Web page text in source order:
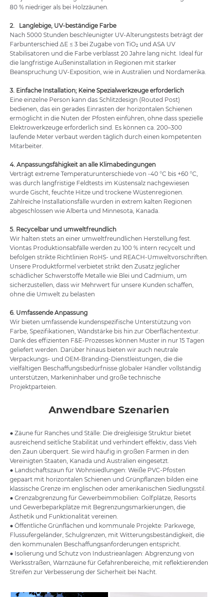
80 % niedriger als bei Holzzäunen.
2. Langlebige, UV-beständige Farbe
Nach 5000 Stunden beschleunigter UV-Alterungstests beträgt der
Farbunterschied ΔE ≤ 3 bei Zugabe von TiO₂ und ASA UV
Stabilisatoren und die Farbe verblasst 20 Jahre lang nicht. Ideal für
die langfristige Außeninstallation in Regionen mit starker
Beanspruchung UV-Exposition, wie in Australien und Nordamerika.
3. Einfache Installation; Keine Spezialwerkzeuge erforderlich
Eine einzelne Person kann das Schlitzdesign (Routed Post)
bedienen, das ein gerades Einrasten der horizontalen Schienen
ermöglicht in die Nuten der Pfosten einführen, ohne dass spezielle
Elektrowerkzeuge erforderlich sind. Es können ca. 200–300
laufende Meter verbaut werden täglich durch einen kompetenten
Mitarbeiter.
4. Anpassungsfähigkeit an alle Klimabedingungen
Verträgt extreme Temperaturunterschiede von -40 °C bis +60 °C,
was durch langfristige Feldtests im Küstensalz nachgewiesen
wurde Gischt, feuchte Hitze und trockene Wüstenregionen.
Zahlreiche Installationsfälle wurden in extrem kalten Regionen
abgeschlossen wie Alberta und Minnesota, Kanada.
5. Recycelbar und umweltfreundlich
Wir halten stets an einer umweltfreundlichen Herstellung fest.
Viontas Produktionsabfälle werden zu 100 % intern recycelt und
befolgen strikte Richtlinien RoHS- und REACH-Umweltvorschriften.
Unsere Produktformel verbietet strikt den Zusatz jeglicher
schädlicher Schwerstoffe Metalle wie Blei und Cadmium, um
sicherzustellen, dass wir Mehrwert für unsere Kunden schaffen,
ohne die Umwelt zu belasten
6. Umfassende Anpassung
Wir bieten umfassende kundenspezifische Unterstützung von
Farbe, Spezifikationen, Wandstärke bis hin zur Oberflächentextur.
Dank des effizienten F&E-Prozesses können Muster in nur 15 Tagen
geliefert werden. Darüber hinaus bieten wir auch neutrale
Verpackungs- und OEM-Branding-Dienstleistungen, die die
vielfältigen Beschaffungsbedürfnisse globaler Händler vollständig
unterstützen, Markeninhaber und große technische
Projektparteien.
Anwendbare Szenarien
● Zäune für Ranches und Ställe: Die dreigleisige Struktur bietet
ausreichend seitliche Stabilität und verhindert effektiv, dass Vieh
den Zaun überquert. Sie wird häufig in großen Farmen in den
Vereinigten Staaten, Kanada und Australien eingesetzt.
● Landschaftszaun für Wohnsiedlungen: Weiße PVC-Pfosten
gepaart mit horizontalen Schienen und Grünpflanzen bilden eine
klassische Grenze im englischen oder amerikanischen Siedlungsstil.
● Grenzabgrenzung für Gewerbeimmobilien: Golfplätze, Resorts
und Gewerbeparkplätze mit Begrenzungsmarkierungen, die
Ästhetik und Funktionalität vereinen.
● Öffentliche Grünflächen und kommunale Projekte: Parkwege,
Flussufergeländer, Schulgrenzen, mit Witterungsbeständigkeit, die
den kommunalen Beschaffungsanforderungen entspricht.
● Isolierung und Schutz von Industrieanlagen: Abgrenzung von
Werksstraßen, Warnzäune für Gefahrenbereiche, mit reflektierenden
Streifen zur Verbesserung der Sicherheit bei Nacht.